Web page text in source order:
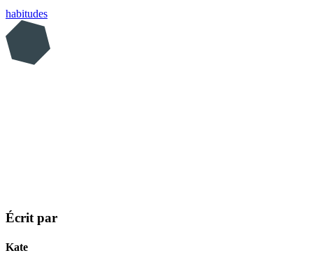
habitudes
Écrit par
Kate